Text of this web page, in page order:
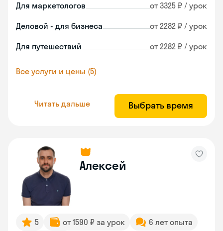
Для маркетологов от 3325 ₽ / урок
Деловой - для бизнеса от 2282 ₽ / урок
Для путешествий от 2282 ₽ / урок
Все услуги и цены (5)
Читать дальше Выбрать время
Алексей
5 от 1590 ₽ за урок
6 лет опыта